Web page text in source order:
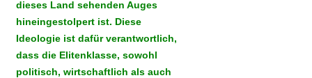
dieses Land sehenden Auges
hineingestolpert ist. Diese
Ideologie ist dafür verantwortlich,
dass die Elitenklasse, sowohl
politisch, wirtschaftlich als auch